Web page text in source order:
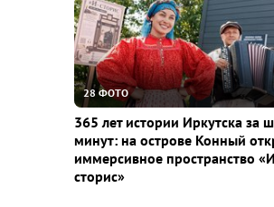
28 ФОТО
365 лет истории Иркутска за
минут: на острове Конный
иммерсивное пространство
сторис»